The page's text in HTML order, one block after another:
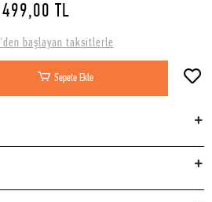
499,00 TL
başlayan taksitlerle
Sepete Ekle